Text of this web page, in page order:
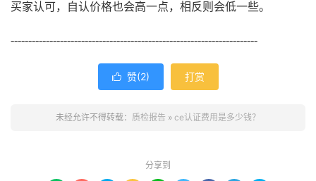
买家认可，自认价格也会高一点，相反则会低一些。
----------------------------------------------------------------------
 赞(2) 打赏
未经允许不得转载： 质检报告 » ce认证费用是多少钱？
分享到